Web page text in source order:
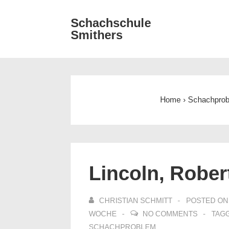
Schachschule
Smithers
Home ›
Lincoln,
CHRISTIAN SCHMITT POSTED ON
WOCHE
NO COMMENTS
SCHACHPROBLEM